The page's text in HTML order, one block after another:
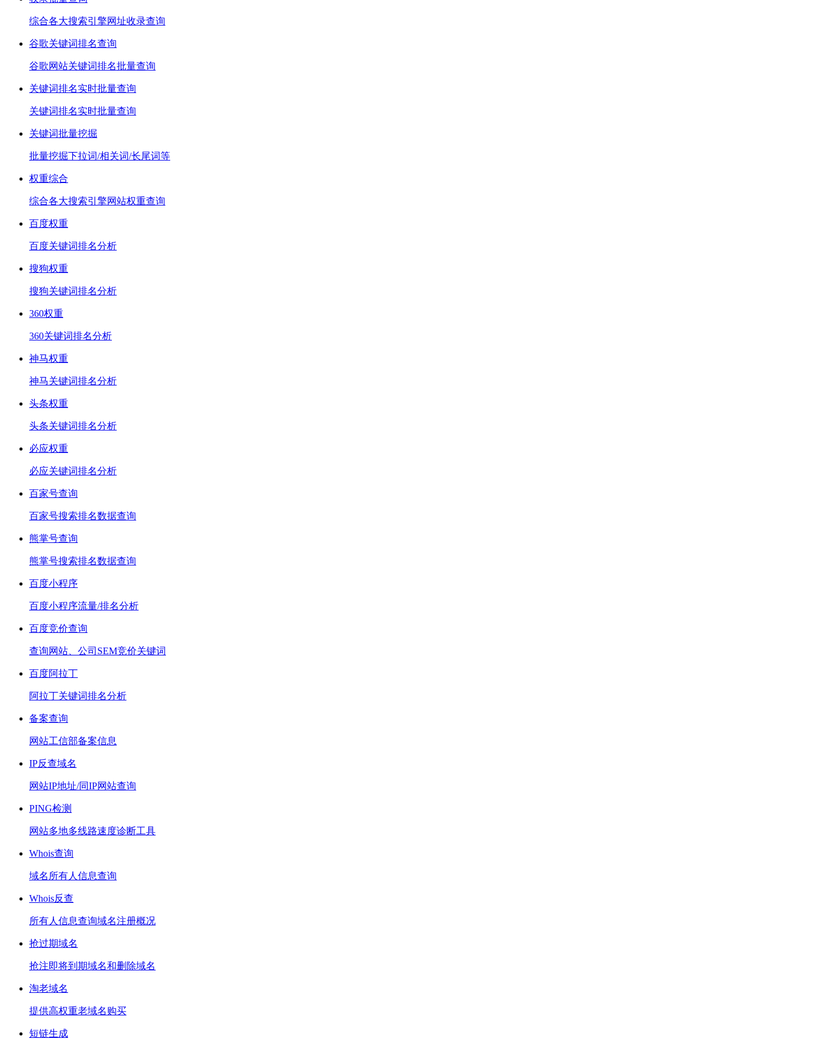
综合各大搜索引擎网址收录查询
谷歌关键词排名查询
谷歌网站关键词排名批量查询
关键词排名实时批量查询
关键词排名实时批量查询
关键词批量挖掘
批量挖掘下拉词/相关词/长尾词等
权重综合
综合各大搜索引擎网站权重查询
百度权重
百度关键词排名分析
搜狗权重
搜狗关键词排名分析
360权重
360关键词排名分析
神马权重
神马关键词排名分析
头条权重
头条关键词排名分析
必应权重
必应关键词排名分析
百家号查询
百家号搜索排名数据查询
熊掌号查询
熊掌号搜索排名数据查询
百度小程序
百度小程序流量/排名分析
百度竞价查询
查询网站、公司SEM竞价关键词
百度阿拉丁
阿拉丁关键词排名分析
备案查询
网站工信部备案信息
IP反查域名
网站IP地址/同IP网站查询
PING检测
网站多地多线路速度诊断工具
Whois查询
域名所有人信息查询
Whois反查
所有人信息查询域名注册概况
抢过期域名
抢注即将到期域名和删除域名
淘老域名
提供高权重老域名购买
短链生成